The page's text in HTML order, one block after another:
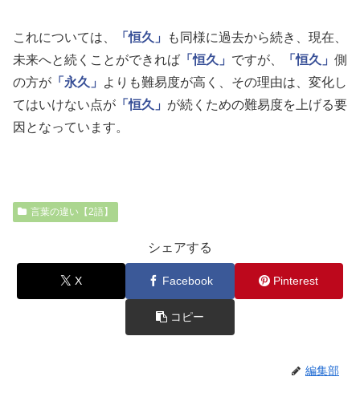
これについては、 「恒久」
も同様に過去から続き、現在、
未来へと続くことができれば 「恒久」 ですが、 「恒久」 側
の方が 「永久」
よりも難易度が高く、その理由は、変化し
てはいけない点が 「恒久」 が続くための難易度を上げる要
因となっています。
言葉の違い【2語】
シェアする
X Facebook Pinterest
コピー
編集部